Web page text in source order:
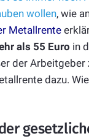
wollen, wie
Metallrente
als 55 Euro in
der
dazu.